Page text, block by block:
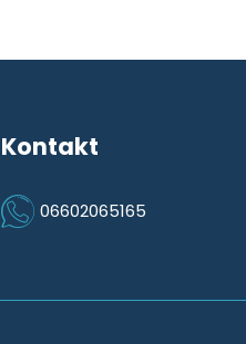
Kontakt
Icon Phone
06602065165